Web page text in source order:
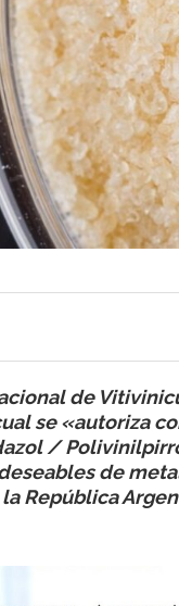
de
se «autoriza
/
de
República